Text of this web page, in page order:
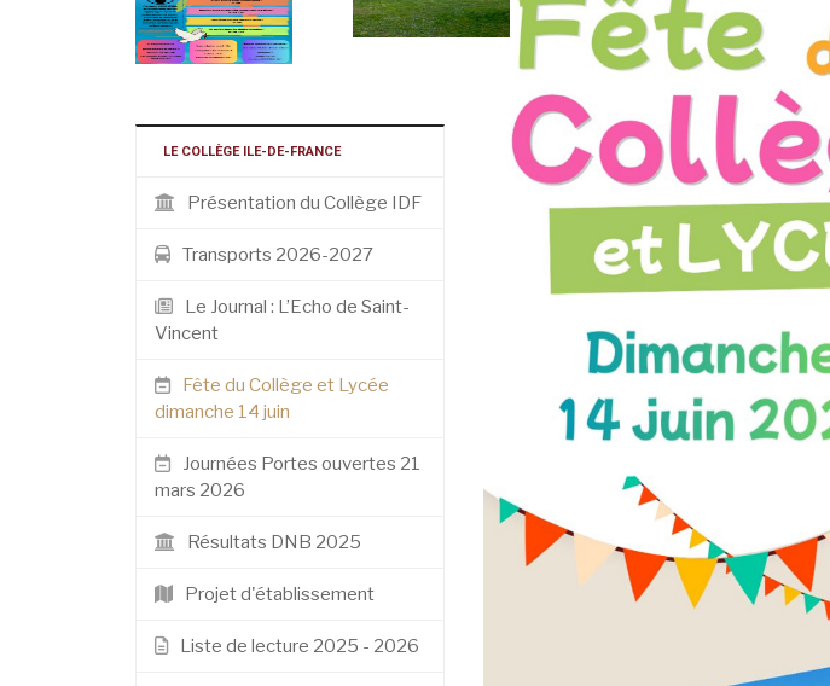
LE COLLÈGE ILE-DE-FRANCE
Présentation du Collège IDF
Transports 2026-2027
Le Journal : L’Echo de Saint-
Vincent
Fête du Collège et Lycée
dimanche 14 juin
Journées Portes ouvertes 21
mars 2026
Résultats DNB 2025
Projet d'établissement
Liste de lecture 2025 - 2026